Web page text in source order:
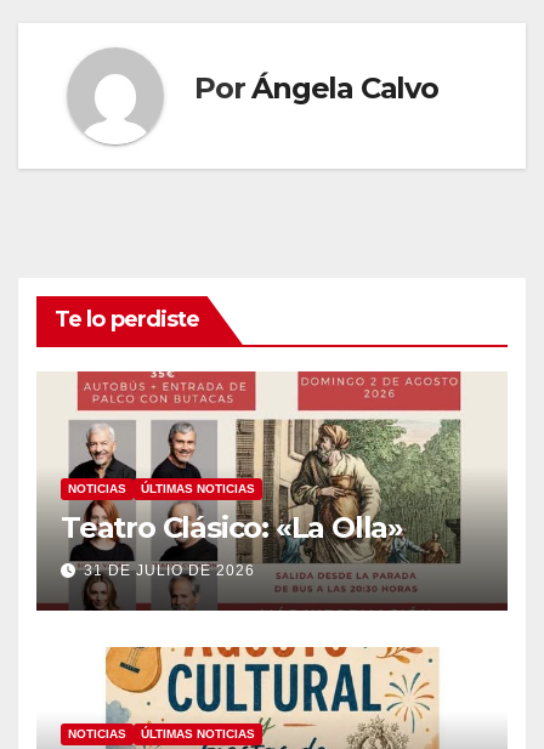
PorÁngela Calvo
Te lo perdiste
NOTICIAS ÚLTIMAS NOTICIAS
Teatro Clásico: «La Olla»
31 DE JULIO DE 2026
NOTICIAS ÚLTIMAS NOTICIAS